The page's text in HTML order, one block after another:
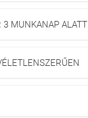
3 MUNKANAP ALATT